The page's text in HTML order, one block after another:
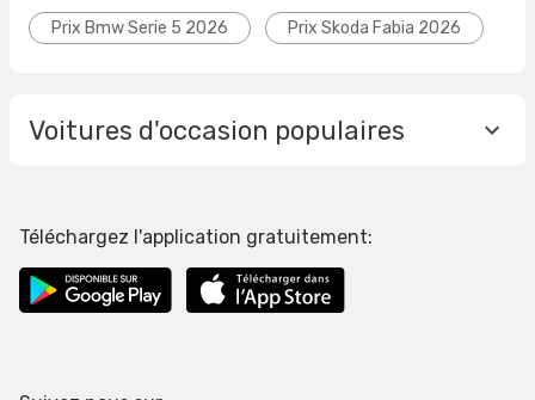
Prix Bmw Serie 5 2026 Prix Skoda Fabia 2026
Voitures d'occasion populaires
Téléchargez l'application gratuitement: